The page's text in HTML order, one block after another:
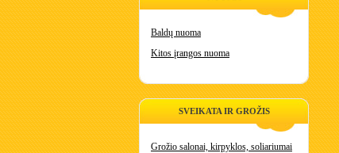
Baldų nuoma
Kitos įrangos nuoma
SVEIKATA IR GROŽIS
Grožio salonai, kirpyklos, soliariumai